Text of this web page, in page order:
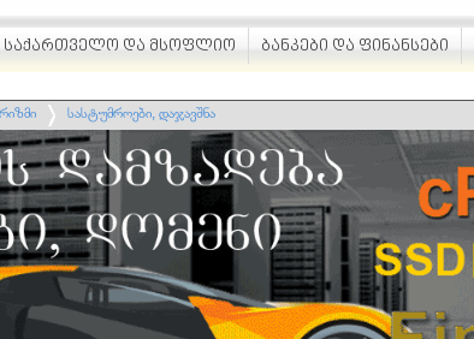
საქართველო და მსოფლიო ბანკები და ფინანსები
სასტუმროები, დაჯავშნა